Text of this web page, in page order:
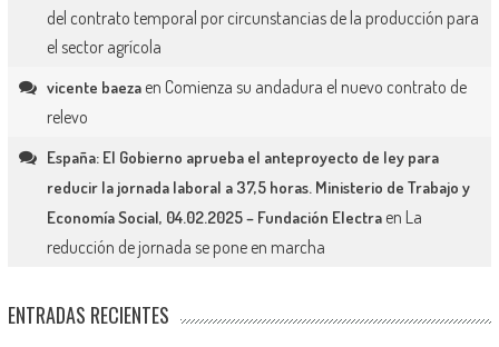
del contrato temporal por circunstancias de la producción para
el sector agrícola
vicente baezaen Comienza su andadura el nuevo contrato de
relevo
España: El Gobierno aprueba el anteproyecto de ley para
reducir la jornada laboral a 37,5 horas. Ministerio de Trabajo y
Economía Social, 04.02.2025 – Fundación Electraen La
reducción de jornada se pone en marcha
ENTRADAS RECIENTES